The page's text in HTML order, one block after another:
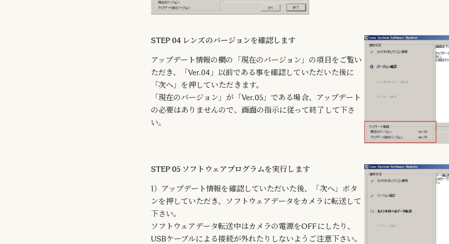
STEP 04 レンズのバージョンを確認します
アップデート情報の欄の「現在のバージョン」の項目をご覧い
ただき、「Ver.04」以前である事を確認していただいた後に
「次へ」を押していただきます。
「現在のバージョン」が「Ver.05」である場合、アップデート
の必要はありませんので、画面の指示に従って終了して下さ
い。
STEP 05 ソフトウェアプログラムを実行します
1）アップデート情報を確認していただいた後、「次へ」ボタ
ンを押していただき、ソフトウェアデータをカメラに転送して
下さい。
ソフトウェアデータ転送中はカメラの電源をOFFにしたり、
USBケーブルによる接続が外れたりしないようご注意下さい。